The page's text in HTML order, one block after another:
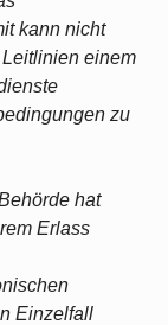
kann nicht
einem
zu
hat
Erlass
Einzelfall